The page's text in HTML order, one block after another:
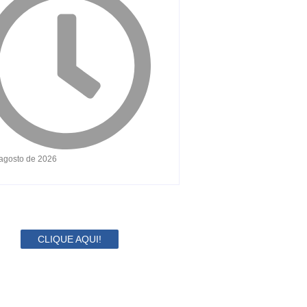
de 2026
CLIQUE AQUI!